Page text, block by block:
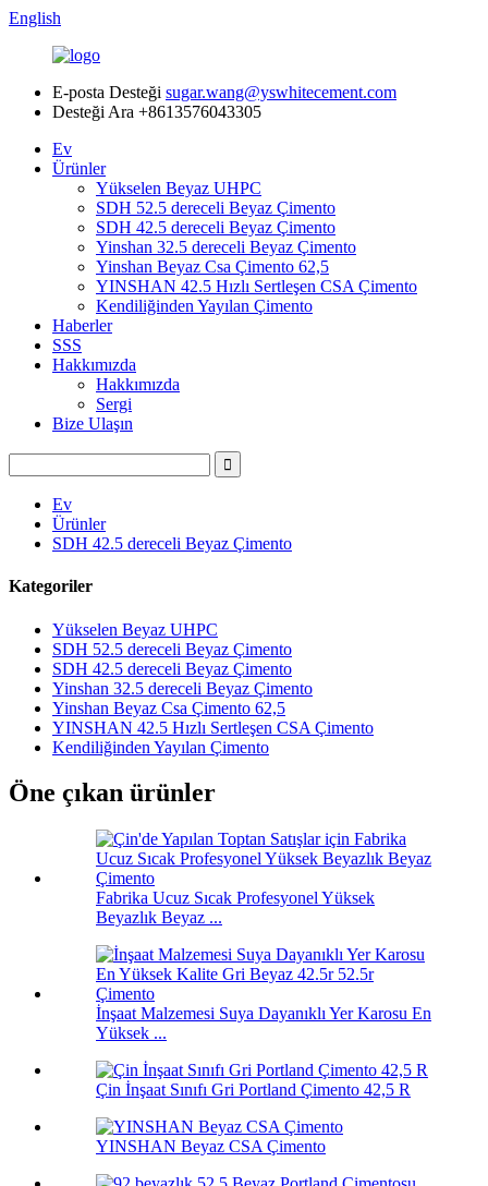
English
E-posta Desteği sugar.wang@yswhitecement.com
Desteği Ara +8613576043305
Ev
Ürünler
Yükselen Beyaz UHPC
SDH 52.5 dereceli Beyaz Çimento
SDH 42.5 dereceli Beyaz Çimento
Yinshan 32.5 dereceli Beyaz Çimento
Yinshan Beyaz Csa Çimento 62,5
YINSHAN 42.5 Hızlı Sertleşen CSA Çimento
Kendiliğinden Yayılan Çimento
Haberler
SSS
Hakkımızda
Hakkımızda
Sergi
Bize Ulaşın
Ev
Ürünler
SDH 42.5 dereceli Beyaz Çimento
Kategoriler
Yükselen Beyaz UHPC
SDH 52.5 dereceli Beyaz Çimento
SDH 42.5 dereceli Beyaz Çimento
Yinshan 32.5 dereceli Beyaz Çimento
Yinshan Beyaz Csa Çimento 62,5
YINSHAN 42.5 Hızlı Sertleşen CSA Çimento
Kendiliğinden Yayılan Çimento
Öne çıkan ürünler
Fabrika Ucuz Sıcak Profesyonel Yüksek
Beyazlık Beyaz ...
İnşaat Malzemesi Suya Dayanıklı Yer Karosu En
Yüksek ...
Çin İnşaat Sınıfı Gri Portland Çimento 42,5 R
YINSHAN Beyaz CSA Çimento